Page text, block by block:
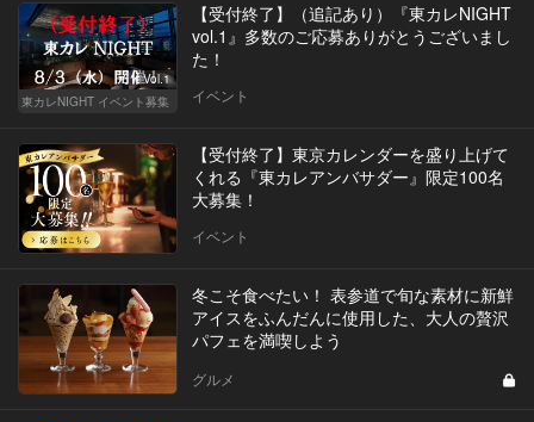
Vol.1
東カレNIGHT イベント募集
【受付終了】（追記あり）『東カレNIGHT
vol.1』多数のご応募ありがとうございまし
た！
イベント
【受付終了】東京カレンダーを盛り上げて
くれる『東カレアンバサダー』限定100名
大募集！
イベント
冬こそ食べたい！ 表参道で旬な素材に新鮮
アイスをふんだんに使用した、大人の贅沢
パフェを満喫しよう
グルメ